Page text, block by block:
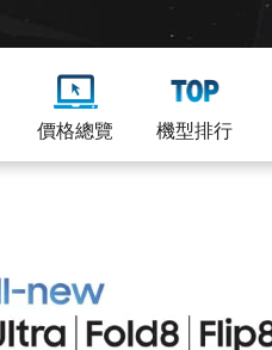
價格總覽 機型排行